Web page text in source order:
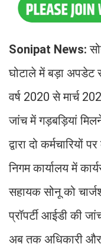
Sonipat News:
घोटाले में बड़ा अपडेट
वर्ष 2020 से मार्च
जांच में गड़बड़ियां
द्वारा दो
निगम कार्यालय में
सहायक सोनू को
प्रॉपर्टी आईडी की
अब तक अधिकारी और